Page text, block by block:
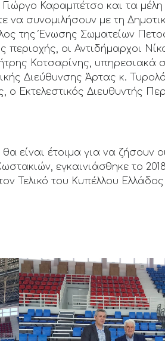
Καραμπέτσο και τα μέλη
συνομιλήσουν με τη
της Ένωσης Σωματείων
οι Αντιδήμαρχοι
Κοτσαρίνης, υπηρεσιακά
Διεύθυνσης Άρτας κ.
Εκτελεστικός Διευθυντής
είναι έτοιμα για να ζήσουν
εγκαινιάσθηκε το
Τελικό του Κυπέλλου